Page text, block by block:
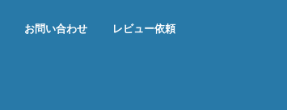
お問い合わせ レビュー依頼